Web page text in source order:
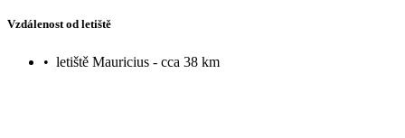
Vzdálenost od letiště
• letiště Mauricius - cca 38 km